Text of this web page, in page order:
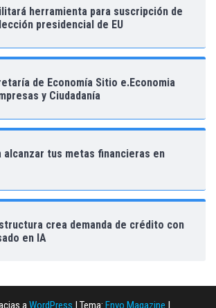
herramienta para suscripción de
presidencial de EU
de Economía Sitio e.Economia
y Ciudadanía
alcanzar tus metas financieras en
crea demanda de crédito con
en IA